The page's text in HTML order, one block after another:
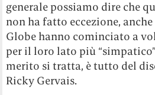
generale possiamo dire che
non ha fatto eccezione,
Globe hanno cominciato a
per il loro lato più
merito si tratta, è tutto del
Ricky Gervais.